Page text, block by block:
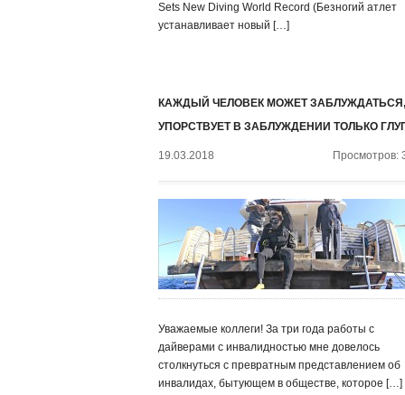
Sets New Diving World Record (Безногий атлет
устанавливает новый […]
КАЖДЫЙ ЧЕЛОВЕК МОЖЕТ
УПОРСТВУЕТ В ЗАБЛУЖДЕНИИ ТОЛЬКО
19.03.2018 Просмотров:
Уважаемые коллеги! За три года работы с
дайверами с инвалидностью мне довелось
столкнуться с превратным представлением об
инвалидах, бытующем в обществе, которое […]